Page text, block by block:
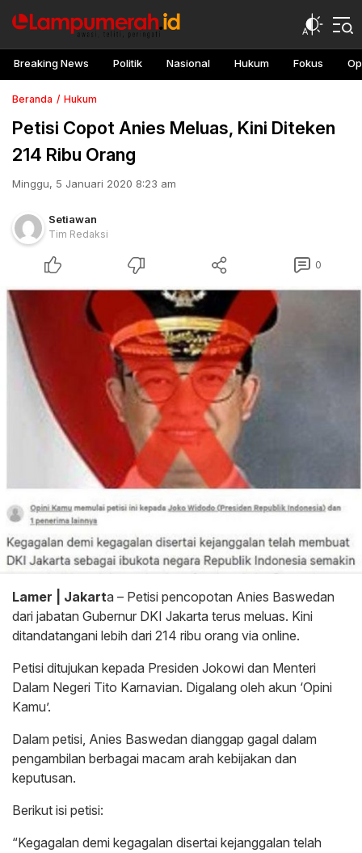
Breaking News Politik Nasional Hukum Fokus
Beranda Hukum
Petisi Copot Anies Meluas, Kini Diteken
214 Ribu Orang
Minggu, 5 Januari 2020 8:23 am
Setiawan
Tim Redaksi
0
Lamer | Jakarta – Petisi pencopotan Anies Baswedan
dari jabatan Gubernur DKI Jakarta terus meluas. Kini
ditandatangani lebih dari 214 ribu orang via online.
Petisi ditujukan kepada Presiden Jokowi dan Menteri
Dalam Negeri Tito Karnavian. Digalang oleh akun ‘Opini
Kamu’.
Dalam petisi, Anies Baswedan dianggap gagal dalam
pengambilan berbagai macam arah kebijakan dan
keputusan.
Berikut isi petisi:
“Kegagalan demi kegagalan disertai kejanggalan telah